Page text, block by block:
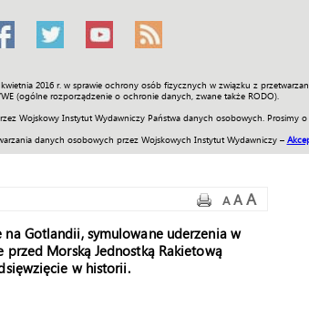
2016 r. w sprawie ochrony osób fizycznych w związku z
(ogólne rozporządzenie o ochronie danych, zwane także RODO).
Wojskowy Instytut Wydawniczy Państwa danych osobowych. Prosimy
danych osobowych przez Wojskowych Instytut Wydawniczy –
Sport Historia Galerie Wideo ENGLISH
A A A
Gotlandii, symulowane uderzenia w
Morską Jednostką Rakietową
w historii.